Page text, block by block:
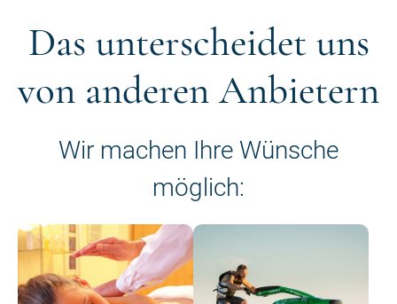
Das unterscheidet uns
von anderen Anbietern
Wir machen Ihre Wünsche
möglich: